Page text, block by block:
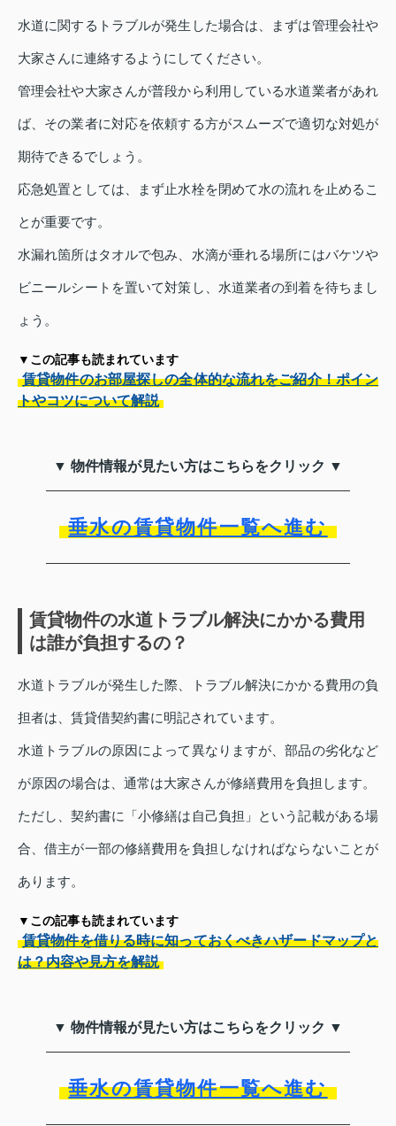
水道に関するトラブルが発生した場合は、まずは管理会社や
大家さんに連絡するようにしてください。
管理会社や大家さんが普段から利用している水道業者があれ
ば、その業者に対応を依頼する方がスムーズで適切な対処が
期待できるでしょう。
応急処置としては、まず止水栓を閉めて水の流れを止めるこ
とが重要です。
水漏れ箇所はタオルで包み、水滴が垂れる場所にはバケツや
ビニールシートを置いて対策し、水道業者の到着を待ちまし
ょう。
▼この記事も読まれています
賃貸物件のお部屋探しの全体的な流れをご紹介！ポイン
トやコツについて解説
▼ 物件情報が見たい方はこちらをクリック ▼
垂水の賃貸物件一覧へ進む
賃貸物件の水道トラブル解決にかかる費用
は誰が負担するの？
水道トラブルが発生した際、トラブル解決にかかる費用の負
担者は、賃貸借契約書に明記されています。
水道トラブルの原因によって異なりますが、部品の劣化など
が原因の場合は、通常は大家さんが修繕費用を負担します。
ただし、契約書に「小修繕は自己負担」という記載がある場
合、借主が一部の修繕費用を負担しなければならないことが
あります。
▼この記事も読まれています
賃貸物件を借りる時に知っておくべきハザードマップと
は？内容や見方を解説
▼ 物件情報が見たい方はこちらをクリック ▼
垂水の賃貸物件一覧へ進む